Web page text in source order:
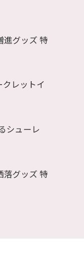
進グッズ 特
レットイ
シューレ
落グッズ 特